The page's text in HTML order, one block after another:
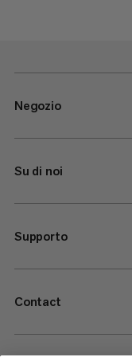
Negozio
Su di noi
Supporto
Contact